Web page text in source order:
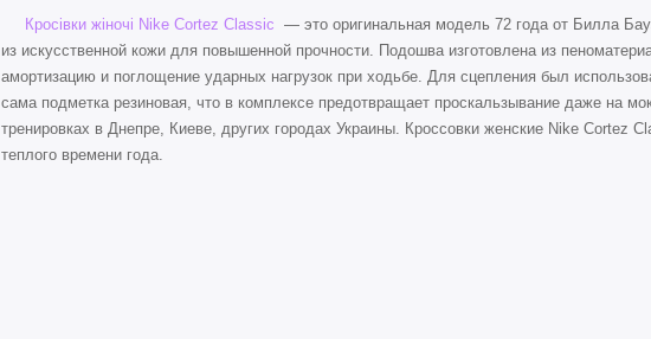
Кросівки жіночі Nike Cortez Classic — это оригинальная модель 72 года от Билла
из искусственной кожи для повышенной прочности. Подошва изготовлена из
амортизацию и поглощение ударных нагрузок при ходьбе. Для сцепления был
сама подметка резиновая, что в комплексе предотвращает проскальзывание даже на
тренировках в Днепре, Киеве, других городах Украины. Кроссовки женские Nike Cortez
теплого времени года.